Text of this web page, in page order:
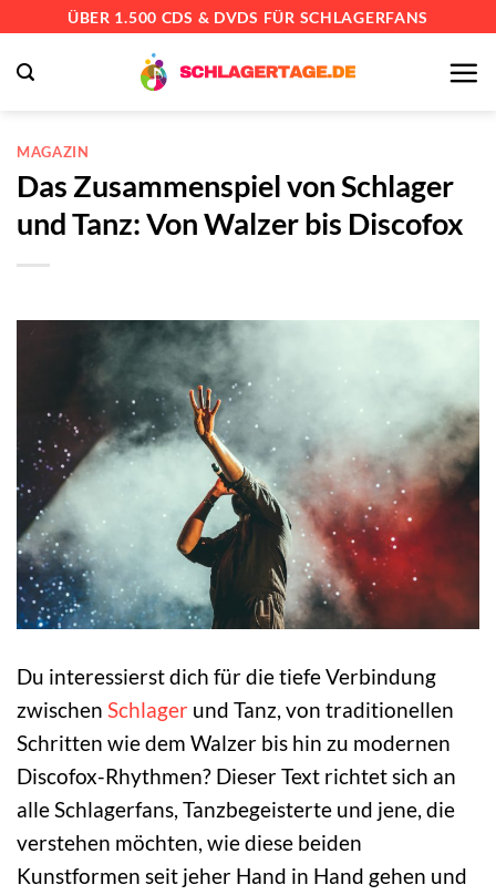
springen
ÜBER 1.500 CDS & DVDS FÜR SCHLAGERFANS
MAGAZIN
Das Zusammenspiel von Schlager
und Tanz: Von Walzer bis Discofox
Du interessierst dich für die tiefe Verbindung
zwischen Schlager und Tanz, von traditionellen
Schritten wie dem Walzer bis hin zu modernen
Discofox-Rhythmen? Dieser Text richtet sich an
alle Schlagerfans, Tanzbegeisterte und jene, die
verstehen möchten, wie diese beiden
Kunstformen seit jeher Hand in Hand gehen und